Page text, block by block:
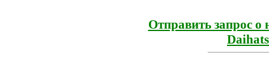
Отправить запрос о